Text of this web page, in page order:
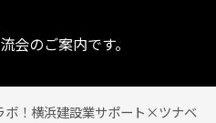
会のご案内です。
ボ！横浜建設業サポート×ツナベ